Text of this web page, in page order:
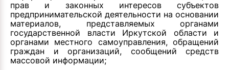
прав и законных интересов субъектов
предпринимательской деятельности на основании
материалов, представляемых органами
государственной власти Иркутской области и
органами местного самоуправления, обращений
граждан и организаций, сообщений средств
массовой информации;